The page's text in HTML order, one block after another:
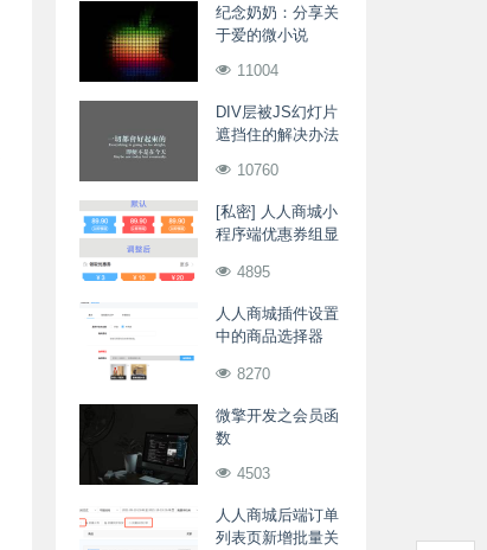
纪念奶奶：分享关
于爱的微小说
11004
DIV层被JS幻灯片
遮挡住的解决办法
10760
[私密] 人人商城小
程序端优惠券组显
4895
人人商城插件设置
中的商品选择器
8270
微擎开发之会员函
数
4503
人人商城后端订单
列表页新增批量关